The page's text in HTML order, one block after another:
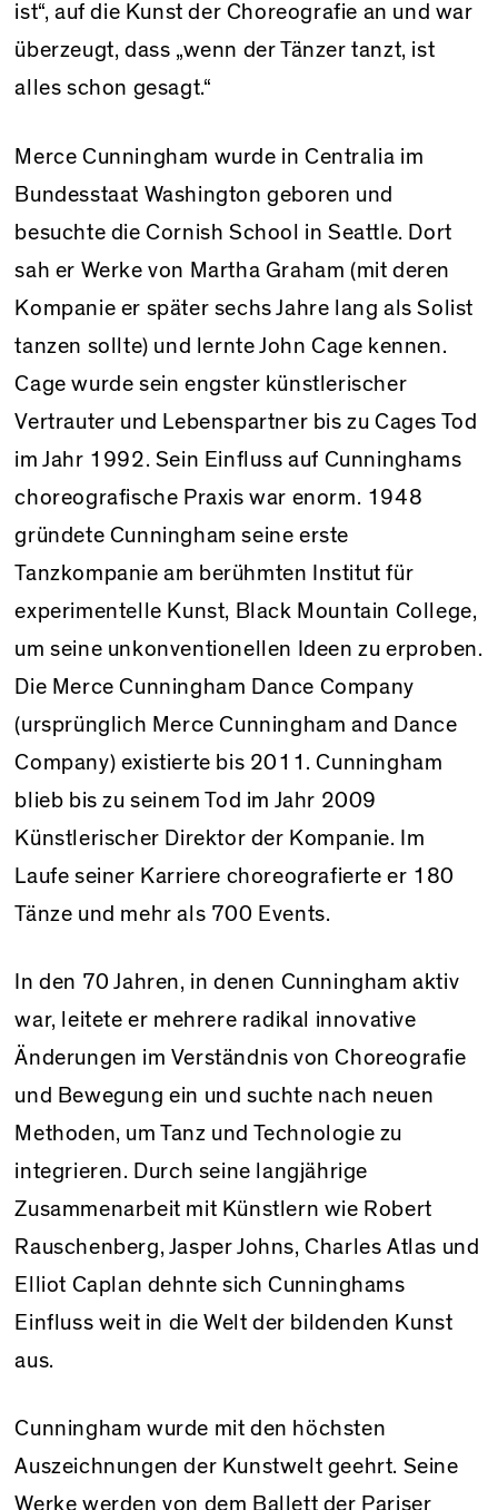
ist“, auf die Kunst der Choreografie an und war
überzeugt, dass „wenn der Tänzer tanzt, ist
alles schon gesagt.“
Merce Cunningham wurde in Centralia im
Bundesstaat Washington geboren und
besuchte die Cornish School in Seattle. Dort
sah er Werke von Martha Graham (mit deren
Kompanie er später sechs Jahre lang als Solist
tanzen sollte) und lernte John Cage kennen.
Cage wurde sein engster künstlerischer
Vertrauter und Lebenspartner bis zu Cages Tod
im Jahr 1992. Sein Einfluss auf Cunninghams
choreografische Praxis war enorm. 1948
gründete Cunningham seine erste
Tanzkompanie am berühmten Institut für
experimentelle Kunst, Black Mountain College,
um seine unkonventionellen Ideen zu erproben.
Die Merce Cunningham Dance Company
(ursprünglich Merce Cunningham and Dance
Company) existierte bis 2011. Cunningham
blieb bis zu seinem Tod im Jahr 2009
Künstlerischer Direktor der Kompanie. Im
Laufe seiner Karriere choreografierte er 180
Tänze und mehr als 700 Events.
In den 70 Jahren, in denen Cunningham aktiv
war, leitete er mehrere radikal innovative
Änderungen im Verständnis von Choreografie
und Bewegung ein und suchte nach neuen
Methoden, um Tanz und Technologie zu
integrieren. Durch seine langjährige
Zusammenarbeit mit Künstlern wie Robert
Rauschenberg, Jasper Johns, Charles Atlas und
Elliot Caplan dehnte sich Cunninghams
Einfluss weit in die Welt der bildenden Kunst
aus.
Cunningham wurde mit den höchsten
Auszeichnungen der Kunstwelt geehrt. Seine
Werke werden von dem Ballett der Pariser